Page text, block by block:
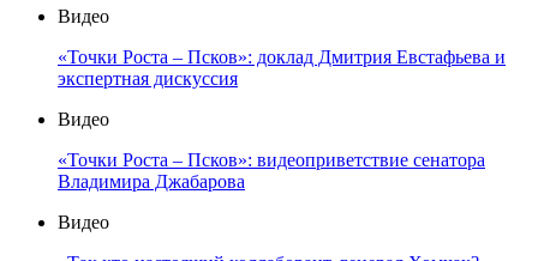
Видео
«Точки Роста – Псков»: доклад Дмитрия Евстафьева и
экспертная дискуссия
Видео
«Точки Роста – Псков»: видеоприветствие сенатора
Владимира Джабарова
Видео